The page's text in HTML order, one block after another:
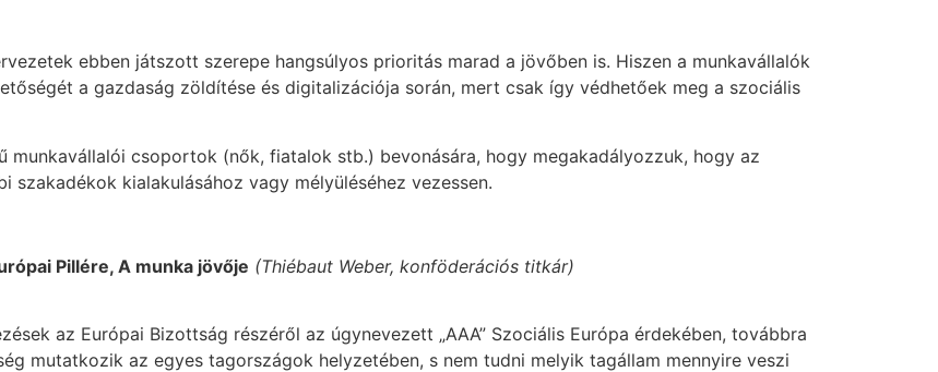
ebben játszott szerepe hangsúlyos prioritás marad a jövőben is. Hiszen a munkavállalók
a gazdaság zöldítése és digitalizációja során, mert csak így védhetőek meg a szociális
munkavállalói csoportok (nők, fiatalok stb.) bevonására, hogy megakadályozzuk, hogy az
kialakulásához vagy mélyüléséhez vezessen.
Pillére, A munka jövője (Thiébaut Weber, konföderációs titkár)
az Európai Bizottság részéről az úgynevezett „AAA” Szociális Európa érdekében, továbbra
mutatkozik az egyes tagországok helyzetében, s nem tudni melyik tagállam mennyire veszi